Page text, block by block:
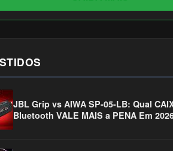
JBL Grip vs AIWA SP-05-LB: Qual
Bluetooth VALE MAIS a PENA Em